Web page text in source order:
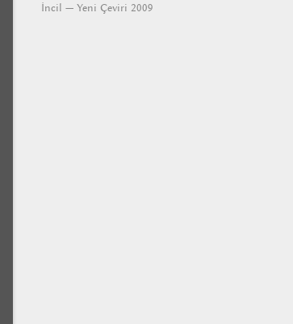
İncil — Yeni Çeviri 2009